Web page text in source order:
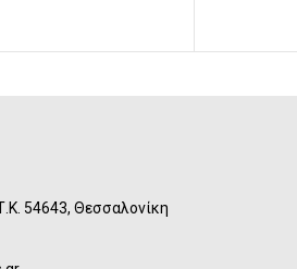
54643, Θεσσαλονίκη